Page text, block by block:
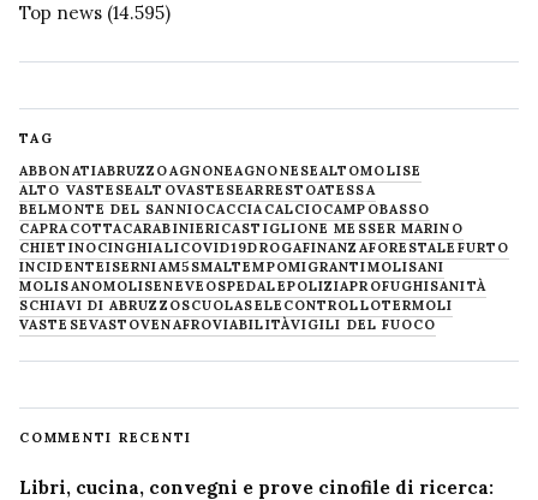
Top news (14.595)
TAG
ABBONATIABRUZZOAGNONEAGNONESEALTOMOLISE
ALTO VASTESEALTOVASTESEARRESTOATESSA
BELMONTE DEL SANNIOCACCIACALCIOCAMPOBASSO
CAPRACOTTACARABINIERICASTIGLIONE MESSER MARINO
CHIETINOCINGHIALICOVID19DROGAFINANZAFORESTALE FURTO
INCIDENTEISERNIAM5SMALTEMPOMIGRANTIMOLISANI
MOLISANOMOLISENEVE OSPEDALEPOLIZIAPROFUGHISANITÀ
SCHIAVI DI ABRUZZOSCUOLASELECONTROLLOTERMOLI
VASTESEVASTOVENAFROVIABILITÀVIGILI DEL FUOCO
COMMENTI RECENTI
Libri, cucina, convegni e prove cinofile di ricerca: